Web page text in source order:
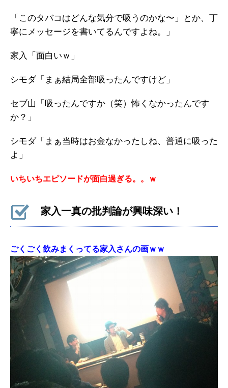
「このタバコはどんな気分で吸うのかな〜」とか、丁
寧にメッセージを書いてるんですよね。」
家入「面白いｗ」
シモダ「まぁ結局全部吸ったんですけど」
セブ山「吸ったんですか（笑）怖くなかったんです
か？」
シモダ「まぁ当時はお金なかったしね、普通に吸った
よ」
いちいちエピソードが面白過ぎる。。ｗ
家入一真の批判論が興味深い！
ごくごく飲みまくってる家入さんの画ｗｗ